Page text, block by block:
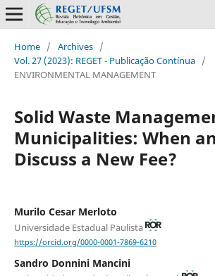
Home / Archives /
Vol. 27 (2023): REGET - Publicação Contínua /
ENVIRONMENTAL MANAGEMENT
Solid Waste
Municipalities: When
Discuss a New Fee?
Murilo Cesar Merloto
Universidade Estadual Paulista
https://orcid.org/0000-0001-7869-6210
Sandro Donnini Mancini